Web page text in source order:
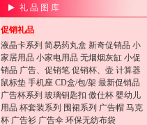
礼 品 图 库
促销礼品
液晶卡系列 简易药丸盒 新奇促销品 小
家居用品 小家电用品 无烟烟灰缸 小促
销品 广告、促销笔 促销杯、壶 计算器
鼠标垫 手机座 CD盒/包/架 最新促销品
广告杯系列 玻璃钥匙扣 傲仕杯 婴幼儿
用品 杯套装系列 围裙系列 广告帽 马克
杯 广告衫 广告伞 环保无纺布袋